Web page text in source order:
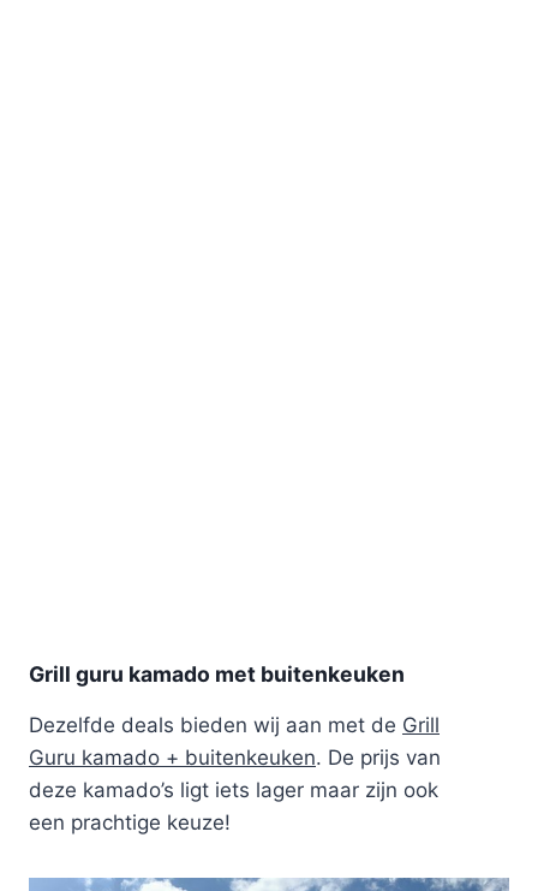
Grill guru kamado met buitenkeuken
Dezelfde deals bieden wij aan met de Grill
Guru kamado + buitenkeuken. De prijs van
deze kamado’s ligt iets lager maar zijn ook
een prachtige keuze!